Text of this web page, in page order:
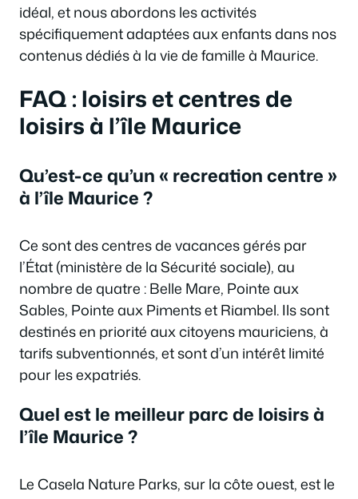
idéal, et nous abordons les activités
spécifiquement adaptées aux enfants dans nos
contenus dédiés à la vie de famille à Maurice.
FAQ : loisirs et centres de
loisirs à l’île Maurice
Qu’est-ce qu’un « recreation centre »
à l’île Maurice ?
Ce sont des centres de vacances gérés par
l’État (ministère de la Sécurité sociale), au
nombre de quatre : Belle Mare, Pointe aux
Sables, Pointe aux Piments et Riambel. Ils sont
destinés en priorité aux citoyens mauriciens, à
tarifs subventionnés, et sont d’un intérêt limité
pour les expatriés.
Quel est le meilleur parc de loisirs à
l’île Maurice ?
Le Casela Nature Parks, sur la côte ouest, est le